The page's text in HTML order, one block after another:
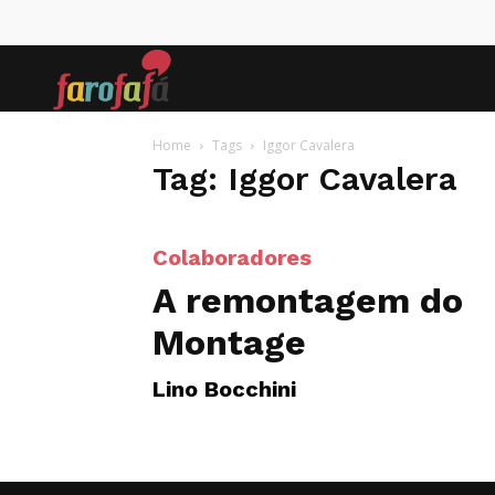
Home Tags Iggor Cavalera
Tag: Iggor Cavalera
Colaboradores
A remontagem do
Montage
Lino Bocchini